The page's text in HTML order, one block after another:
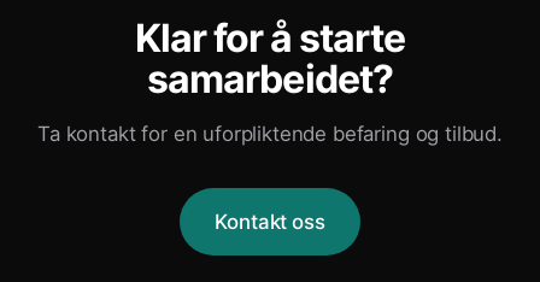
Klar for å starte
samarbeidet?
Ta kontakt for en uforpliktende befaring og tilbud.
Kontakt oss